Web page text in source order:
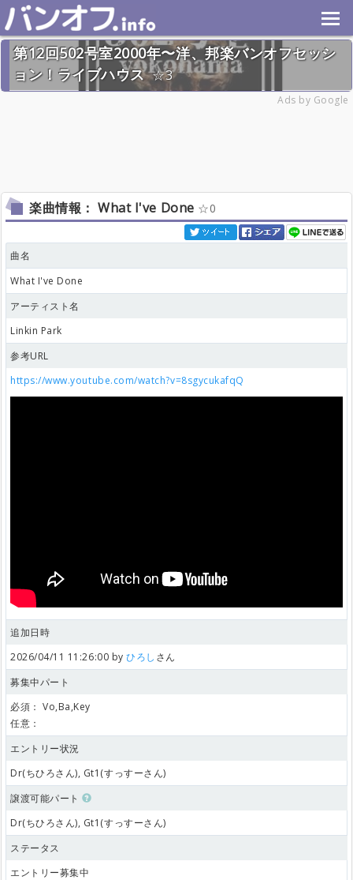
第12回502号室2000年〜洋、邦楽バンオフセッシ
ョン！ライブハウス
3
Ads by Google
楽曲情報： What I've Done 0
曲名
What I've Done
アーティスト名
Linkin Park
参考URL
https://www.youtube.com/watch?v=8sgycukafqQ
追加日時
2026/04/11 11:26:00 byひろし さん
募集中パート
必須： Vo,Ba,Key
任意：
エントリー状況
Dr(ちひろさん), Gt1(すっすーさん)
譲渡可能パート
Dr(ちひろさん), Gt1(すっすーさん)
ステータス
エントリー募集中